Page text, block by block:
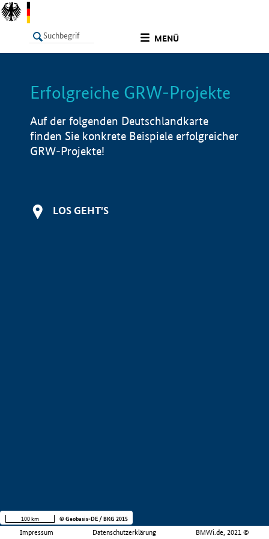
MENÜ
LISTE Info
Erfolgreiche GRW-Projekte
Auf der folgenden Deutschlandkarte
finden Sie konkrete Beispiele erfolgreicher
GRW-Projekte!
LOS GEHT'S
Impressum Datenschutzerklärung BMWi.de, 2021 ©
100 km © Geobasis-DE / BKG 2015